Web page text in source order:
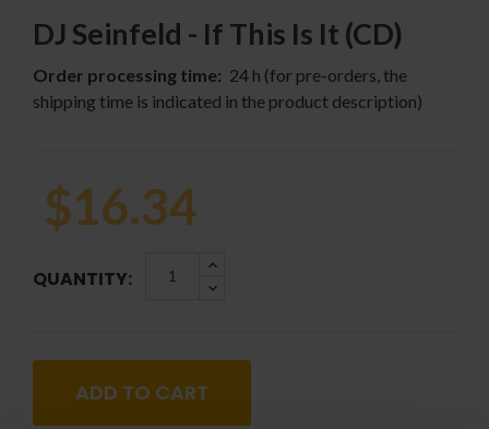
DJ Seinfeld - If This Is It (CD)
Order processing time: 24 h (for pre-orders, the
shipping time is indicated in the product description)
$16.34
QUANTITY:
ADD TO CART